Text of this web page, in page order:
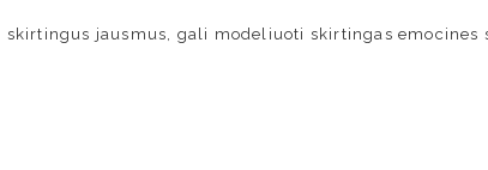
jausmus, gali modeliuoti skirtingas emocines